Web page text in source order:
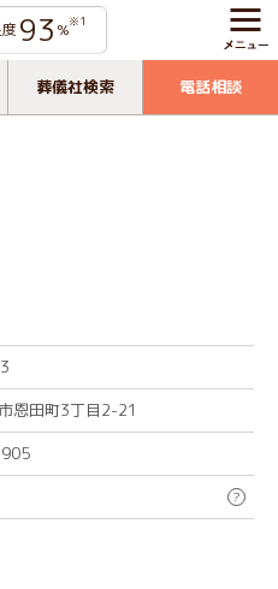
93 %※1
葬儀社検索 電話相談
恩田町3丁目2-21
?